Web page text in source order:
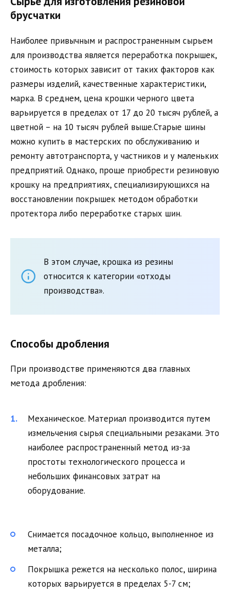
брусчатки
Наиболее привычным и распространенным сырьем
для производства является переработка покрышек,
стоимость которых зависит от таких факторов как
размеры изделий, качественные характеристики,
марка. В среднем, цена крошки черного цвета
варьируется в пределах от 17 до 20 тысяч рублей, а
цветной – на 10 тысяч рублей выше.Старые шины
можно купить в мастерских по обслуживанию и
ремонту автотранспорта, у частников и у маленьких
предприятий. Однако, проще приобрести резиновую
крошку на предприятиях, специализирующихся на
восстановлении покрышек методом обработки
протектора либо переработке старых шин.
В этом случае, крошка из резины
относится к категории «отходы
производства».
Способы дробления
При производстве применяются два главных
метода дробления:
Механическое. Материал производится путем
измельчения сырья специальными резаками. Это
наиболее распространенный метод из-за
простоты технологического процесса и
небольших финансовых затрат на
оборудование.
Снимается посадочное кольцо, выполненное из
металла;
Покрышка режется на несколько полос, ширина
которых варьируется в пределах 5-7 см;